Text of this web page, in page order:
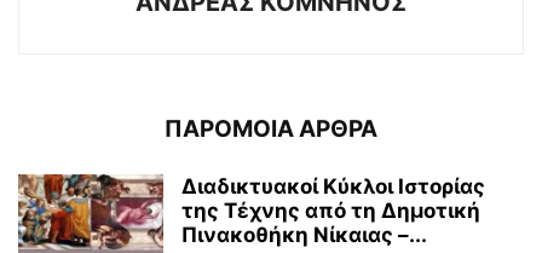
ΠΑΡΟΜΟΙΑ ΑΡΘΡΑ
Διαδικτυακοί Κύκλοι Ιστορίας
της Τέχνης από τη Δημοτική
Πινακοθήκη Νίκαιας –...